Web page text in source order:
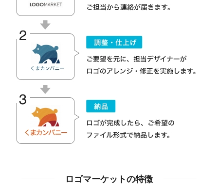
ロゴマーケットの特徴